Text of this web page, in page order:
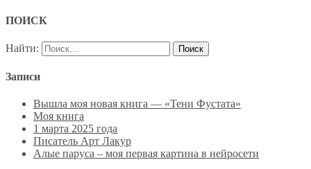
ПОИСК
Найти:
Записи
Вышла моя новая книга — «Тени Фустата»
Моя книга
1 марта 2025 года
Писатель Арт Лакур
Алые паруса – моя первая картина в нейросети